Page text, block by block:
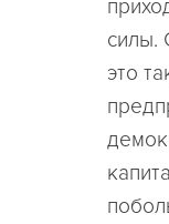
силы.
это